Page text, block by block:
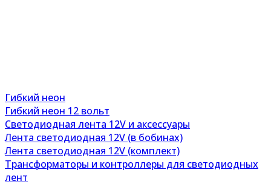
Гибкий неон
Гибкий неон 12 вольт
Светодиодная лента 12V и аксессуары
Лента светодиодная 12V (в бобинах)
Лента светодиодная 12V (комплект)
Трансформаторы и контроллеры для светодиодных
лент